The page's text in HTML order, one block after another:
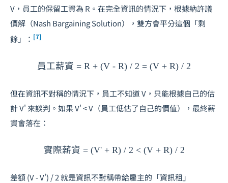
V ，員工的保留工資為 R 。在完全資訊的情況下，根據納許議
價解（Nash Bargaining Solution），雙方會平分這個「剩
餘」： [7]
員工薪資 = R + (V - R) / 2 = (V + R) / 2
但在資訊不對稱的情況下，員工不知道V ，只能根據自己的估
計V' 來談判。如果V' < V （員工低估了自己的價值），最終薪
資會落在：
實際薪資 = (V' + R) / 2 < (V + R) / 2
差額(V - V') / 2就是資訊不對稱帶給雇主的「資訊租」